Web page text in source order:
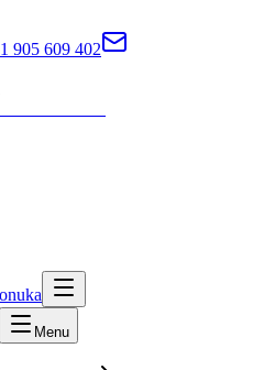
905 609 402
Menu